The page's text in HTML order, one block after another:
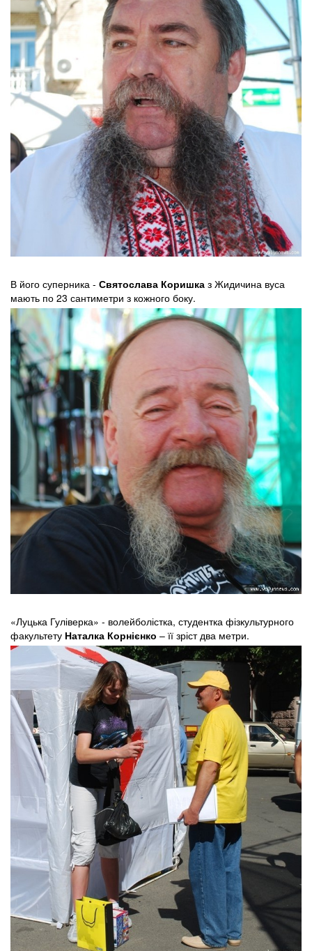
В його суперника - Святослава Коришка з Жидичина вуса
мають по 23 сантиметри з кожного боку.
«Луцька Гуліверка» - волейболістка, студентка фізкультурного
факультету Наталка Корнієнко – її зріст два метри.